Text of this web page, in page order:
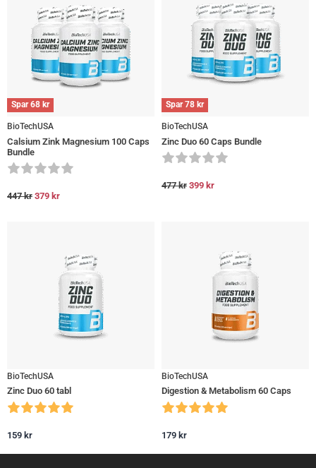
Spar68 kr
BioTechUSA
Calsium Zink Magnesium 100 Caps
Bundle
447kr 379 kr
Spar78 kr
BioTechUSA
Zinc Duo 60 Caps Bundle
477kr 399 kr
BioTechUSA
Zinc Duo 60 tabl
159 kr
BioTechUSA
Digestion & Metabolism 60 Caps
179 kr